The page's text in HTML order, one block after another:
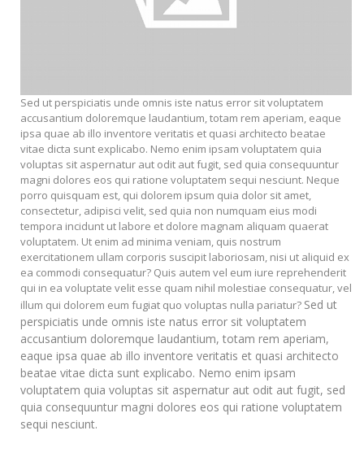
Sed ut perspiciatis unde omnis iste natus error sit voluptatem
accusantium doloremque laudantium, totam rem aperiam, eaque
ipsa quae ab illo inventore veritatis et quasi architecto beatae
vitae dicta sunt explicabo. Nemo enim ipsam voluptatem quia
voluptas sit aspernatur aut odit aut fugit, sed quia consequuntur
magni dolores eos qui ratione voluptatem sequi nesciunt. Neque
porro quisquam est, qui dolorem ipsum quia dolor sit amet,
consectetur, adipisci velit, sed quia non numquam eius modi
tempora incidunt ut labore et dolore magnam aliquam quaerat
voluptatem. Ut enim ad minima veniam, quis nostrum
exercitationem ullam corporis suscipit laboriosam, nisi ut aliquid ex
ea commodi consequatur? Quis autem vel eum iure reprehenderit
qui in ea voluptate velit esse quam nihil molestiae consequatur, vel
illum qui dolorem eum fugiat quo voluptas nulla pariatur? Sed ut
perspiciatis unde omnis iste natus error sit voluptatem
accusantium doloremque laudantium, totam rem aperiam,
eaque ipsa quae ab illo inventore veritatis et quasi architecto
beatae vitae dicta sunt explicabo. Nemo enim ipsam
voluptatem quia voluptas sit aspernatur aut odit aut fugit, sed
quia consequuntur magni dolores eos qui ratione voluptatem
sequi nesciunt.